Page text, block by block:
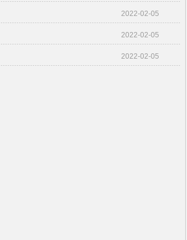
2022-02-05
2022-02-05
2022-02-05